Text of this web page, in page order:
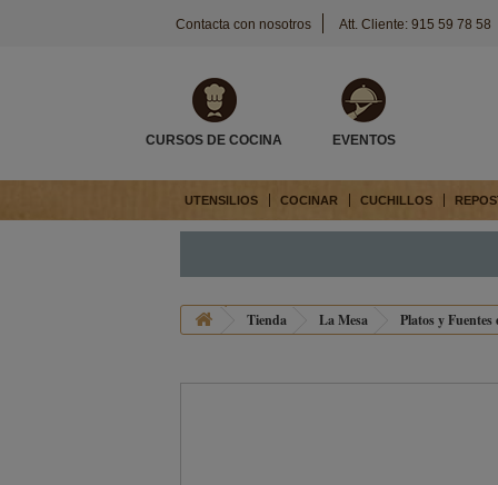
Contacta con nosotros Att. Cliente: 915 59 78 58
CURSOS DE COCINA EVENTOS
UTENSILIOS COCINAR CUCHILLOS
Tienda La Mesa Platos y Fuentes